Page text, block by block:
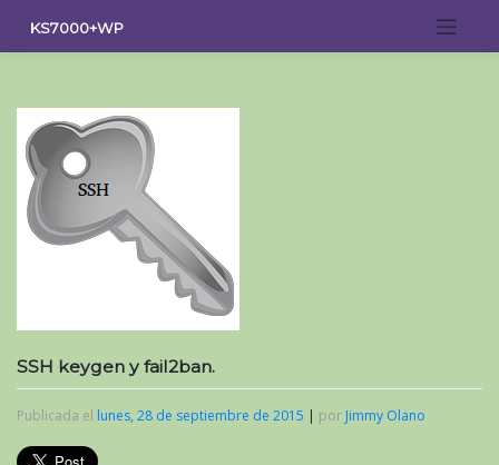
contenido
KS7000+WP
SSH keygen y fail2ban.
Publicada el lunes, 28 de septiembre de 2015 | por Jimmy Olano